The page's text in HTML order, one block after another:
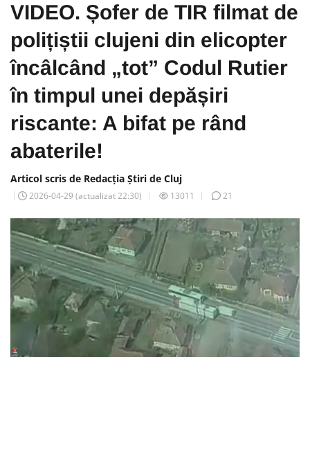
VIDEO. Șofer de TIR filmat de
polițiștii clujeni din elicopter
încâlcând „tot” Codul Rutier
în timpul unei depășiri
riscante: A bifat pe rând
abaterile!
Articol scris de Redacția Știri de Cluj
2026-04-29 (actualizat22:30) 13011 21